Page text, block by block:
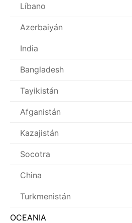
Líbano
Azerbaiyán
India
Bangladesh
Tayikistán
Afganistán
Kazajistán
Socotra
China
Turkmenistán
OCEANIA